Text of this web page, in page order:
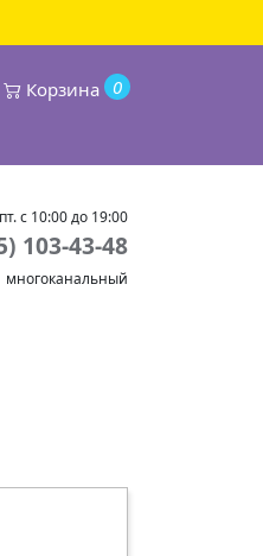
0
Корзина
с 10:00 до 19:00
103-43-48
многоканальный